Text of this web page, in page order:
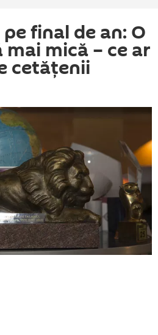
final de an: O
mică – ce ar
cetățenii